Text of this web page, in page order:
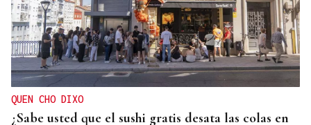
Las principales energéticas españolas arrancan
2026 con más beneficios y avanzan una nueva
ofensiva inversora
QUEN CHO DIXO
¿Sabe usted que el sushi gratis desata las colas en